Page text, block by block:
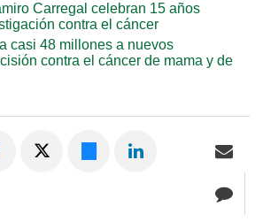
Carregal celebran 15 años
contra el cáncer
casi 48 millones a nuevos
contra el cáncer de mama y de